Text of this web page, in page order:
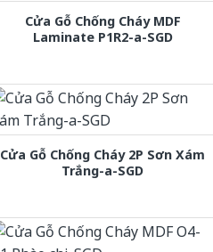
Cửa Gỗ Chống Cháy MDF
Laminate P1R2-a-SGD
Cửa Gỗ Chống Cháy 2P Sơn Xám
Trắng-a-SGD